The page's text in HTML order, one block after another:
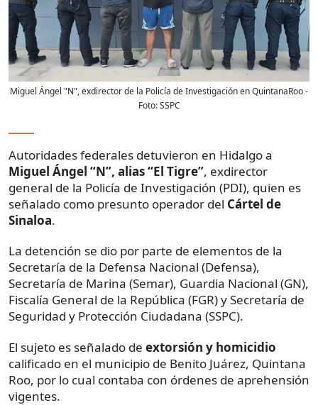
Miguel Ángel "N", exdirector de la Policía de Investigación en QuintanaRoo-
Foto:SSPC
Autoridades federales detuvieron en Hidalgo a
Miguel Ángel “N”, alias “El Tigre”, exdirector
general de la Policía de Investigación (PDI), quien es
señalado como presunto operador del Cártel de
Sinaloa.
La detención se dio por parte de elementos de la
Secretaría de la Defensa Nacional (Defensa),
Secretaría de Marina (Semar), Guardia Nacional (GN),
Fiscalía General de la República (FGR) y Secretaría de
Seguridad y Protección Ciudadana (SSPC).
El sujeto es señalado de extorsión y homicidio
calificado en el municipio de Benito Juárez, Quintana
Roo, por lo cual contaba con órdenes de aprehensión
vigentes.